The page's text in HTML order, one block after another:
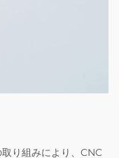
り組みにより、CNC